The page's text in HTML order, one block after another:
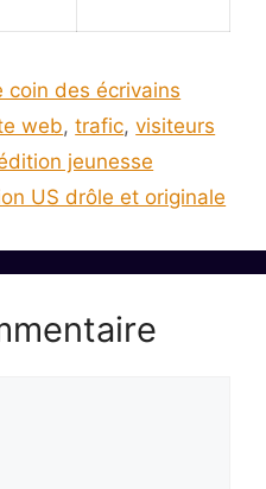
coin des écrivains
web,trafic,visiteurs
jeunesse
US drôle et originale